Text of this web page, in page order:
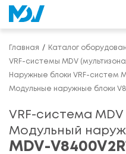
Главная Каталог
VRF-системы MDV
Наружные блоки VRF-систем
Модульные наружные блоки V8
VRF-система MDV
Модульный
MDV-